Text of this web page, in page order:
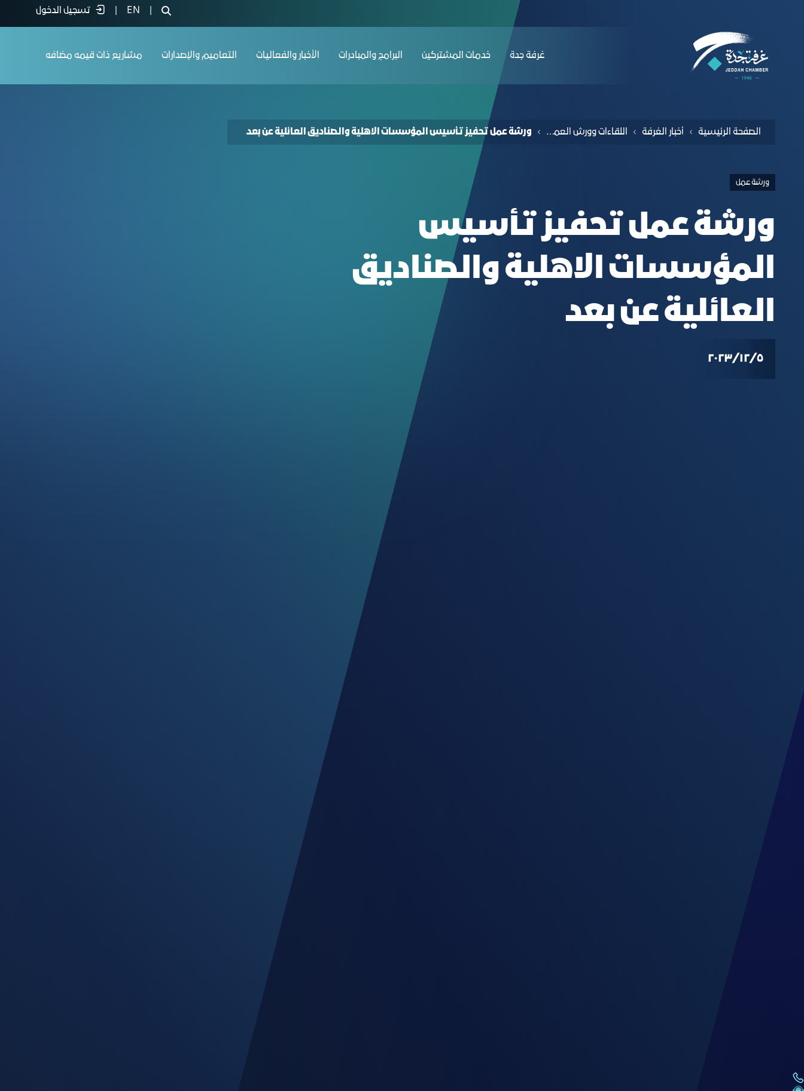
ورشة عمل تحفيز تأسيس المؤسسات الاهلية والصناديق العائلية عن بعد - غرفة جدة EN تسجيل الدخول
ﻏﺮﻓﺔ ﺟﺪة ﺧﺪﻣﺎت المشتركين البرامج والمبادرات الأخبار والفعاليات التعاميم والإصدارات مشاريع ذات قيمه مضافه
الصفحة الرئيسية أخبار الغرفة اللقاءات وورش العمل والندوات ورشة عمل تحفيز تأسيس المؤسسات الاهلية والصناديق العائلية عن بعد
ورشة عمل
ورشة عمل تحفيز تأسيس
المؤسسات الاهلية والصناديق
العائلية عن بعد
٥‏/١٢‏/٢٠٢٣